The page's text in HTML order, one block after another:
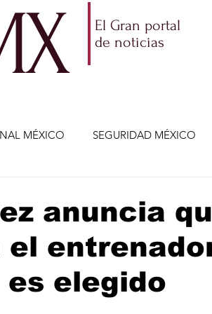
El Gran portal
de noticias
MÉXICO SEGURIDAD MÉXICO
ENTRETENIMIENTO
anuncia
el
es elegido